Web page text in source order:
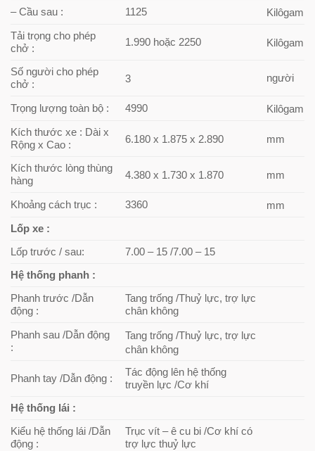
– Cầu sau : 1125 Kilôgam
Tải trọng cho phép
chở :
1.990 hoặc 2250 Kilôgam
Số người cho phép
chở :
3 người
Trọng lượng toàn bộ : 4990 Kilôgam
Kích thước xe : Dài x
Rộng x Cao :
6.180 x 1.875 x 2.890 mm
Kích thước lòng thùng
hàng
4.380 x 1.730 x 1.870 mm
Khoảng cách trục : 3360 mm
Lốp xe :
Lốp trước / sau: 7.00 – 15 /7.00 – 15
Hệ thống phanh :
Phanh trước /Dẫn
động :
Tang trống /Thuỷ lực, trợ lực
chân không
Phanh sau /Dẫn động
:
Tang trống /Thuỷ lực, trợ lực
chân không
Phanh tay /Dẫn động :
Tác động lên hệ thống
truyền lực /Cơ khí
Hệ thống lái :
Kiểu hệ thống lái /Dẫn
động :
Trục vít – ê cu bi /Cơ khí có
trợ lực thuỷ lực